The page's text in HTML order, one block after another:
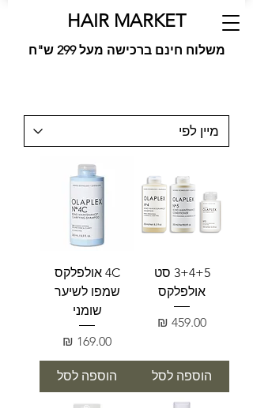
HAIR MARKET
משלוח חינם ברכישה מעל 299 ש"ח
3+4+5 סט
אולפלקס
מחיר
הוספה לסל
4C אולפלקס
שמפו לשיער
שומני
מחיר
הוספה לסל